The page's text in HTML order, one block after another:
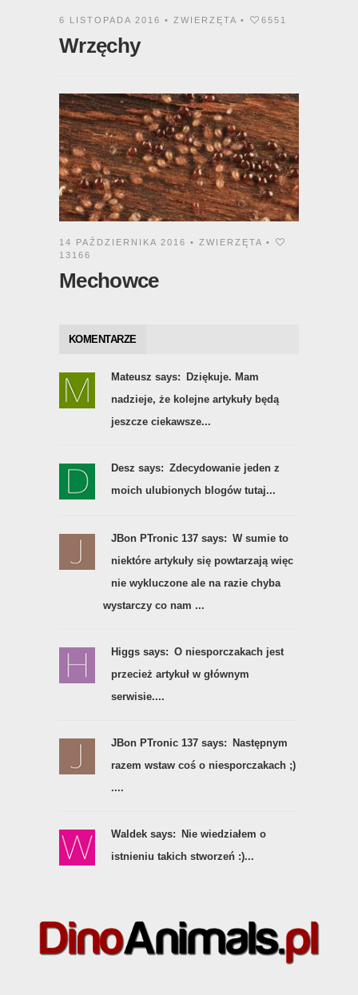
6 LISTOPADA 2016 • ZWIERZĘTA • 6551
Wrzęchy
14 PAŹDZIERNIKA 2016 • ZWIERZĘTA •
13166
Mechowce
KOMENTARZE
Mateusz says:
Dziękuje. Mam
nadzieje, że kolejne artykuły będą
jeszcze ciekawsze...
Desz says: Zdecydowanie jeden z
moich ulubionych blogów tutaj...
JBon PTronic 137 says: W sumie to
niektóre artykuły się powtarzają więc
nie wykluczone ale na razie chyba
wystarczy co nam ...
Higgs says: O niesporczakach jest
przecież artykuł w głównym
serwisie....
JBon PTronic 137 says:
Następnym
razem wstaw coś o niesporczakach ;)
....
Waldek says:
Nie wiedziałem o
istnieniu takich stworzeń :)...